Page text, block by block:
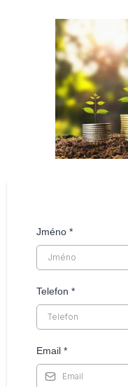
Jméno *
Telefon *
Email *